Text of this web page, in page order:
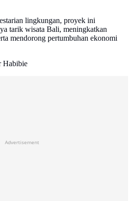
lingkungan, proyek ini
tarik wisata Bali, meningkatkan
mendorong pertumbuhan ekonomi
Habibie
Advertisement